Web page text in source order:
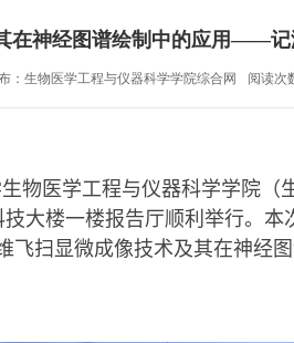
在神经图谱绘制中的应用——记
：生物医学工程与仪器科学学院综合网 阅读次
物医学工程与仪器科学学院（
大楼一楼报告厅顺利举行。
飞扫显微成像技术及其在神经